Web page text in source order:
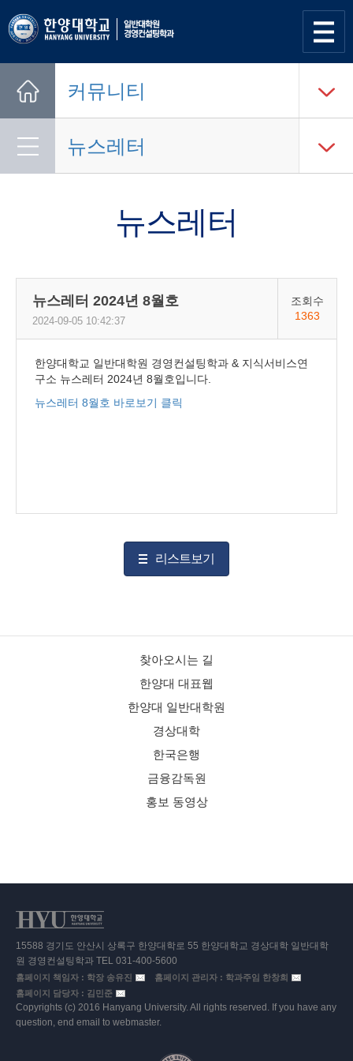
사이트
커뮤니티
뉴스레터
뉴스레터
뉴스레터 2024년 8월호
2024-09-05 10:42:37
조회수
1363
한양대학교 일반대학원 경영컨설팅학과 & 지식서비스연
구소 뉴스레터 2024년 8월호입니다.
뉴스레터 8월호 바로보기 클릭
리스트보기
찾아오시는 길
한양대 대표웹
한양대 일반대학원
경상대학
한국은행
금융감독원
홍보 동영상
15588 경기도 안산시 상록구 한양대학로 55 한양대학교 경상대학 일반대학
원 경영컨설팅학과 TEL 031-400-5600
홈페이지 책임자 : 학장 송유진
홈페이지 관리자 : 학과주임 한창희
홈페이지 담당자 : 김민준
Copyrights (c) 2016 Hanyang University. All rights reserved. If you have any
question, end email to webmaster.